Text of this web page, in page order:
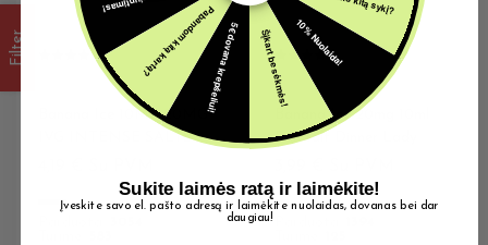
Filter
20MG E-SKYSČIAI
Banana Ice 10ML 20MG
IVG INTENSE SALTS
20MG E-SKYSČIAI
Banana Ice 20mg 10ml
Bar Salt Dinner Lady
10% Nuolaida!
Šįkart be sėkmės!
5€ dovana krepšeliui!
Pabandom kitą kartą?
Sukite laimės ratą ir laimėkite!
Įveskite savo el. pašto adresą ir laimėkite nuolaidas, dovanas bei dar
daugiau!